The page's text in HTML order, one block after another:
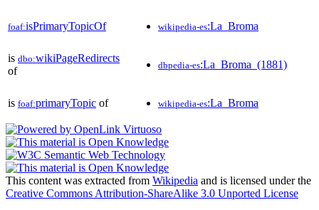
foaf:isPrimaryTopicOf wikipedia-es:La_Broma
is dbo:wikiPageRedirects
of
dbpedia-es:La_Broma_(1881)
is foaf:primaryTopic of wikipedia-es:La_Broma
This content was extracted from Wikipedia and is licensed under the
Creative Commons Attribution-ShareAlike 3.0 Unported License